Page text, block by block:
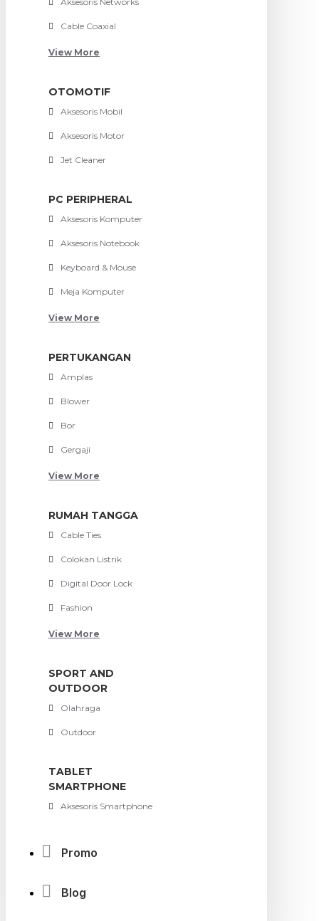
Cable Coaxial
View More
OTOMOTIF
Aksesoris Mobil
Aksesoris Motor
Jet Cleaner
PC PERIPHERAL
Aksesoris Komputer
Aksesoris Notebook
Keyboard & Mouse
Meja Komputer
View More
PERTUKANGAN
Amplas
Blower
Bor
Gergaji
View More
RUMAH TANGGA
Cable Ties
Colokan Listrik
Digital Door Lock
Fashion
View More
SPORT AND
OUTDOOR
Olahraga
Outdoor
TABLET
SMARTPHONE
Aksesoris Smartphone
Promo
Blog